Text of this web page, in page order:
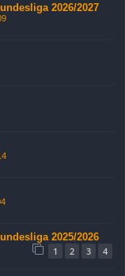
2026/2027
2025/2026
1
2 3 4